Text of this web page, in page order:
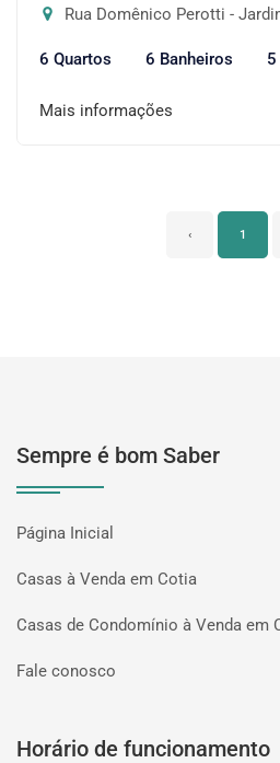
Rua Domênico Perotti - Jardim
6 Quartos 6 Banheiros 5
Mais informações
‹ 1
Sempre é bom Saber
Página Inicial
Casas à Venda em Cotia
Casas de Condomínio à Venda em
Fale conosco
Horário de funcionamento